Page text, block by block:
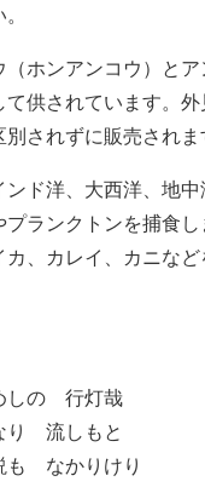
（ホンアンコウ）と
て供されています。
されずに販売されま
ド洋、大西洋、地中
プランクトンを捕食し
カ、カレイ、カニな
めしの 行灯哉
なり 流しもと
説も なかりけ